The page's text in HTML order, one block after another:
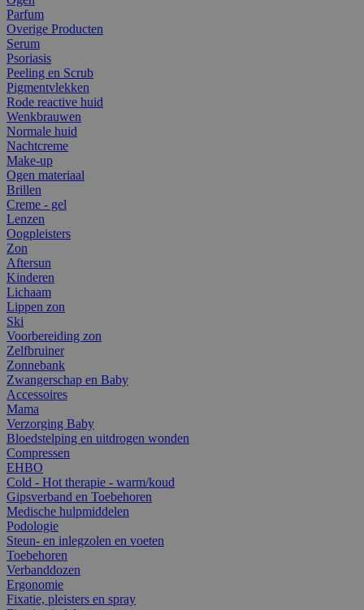
Parfum
Overige Producten
Serum
Psoriasis
Peeling en Scrub
Pigmentvlekken
Rode reactive huid
Wenkbrauwen
Normale huid
Nachtcreme
Make-up
Ogen materiaal
Brillen
Creme - gel
Lenzen
Oogpleisters
Zon
Aftersun
Kinderen
Lichaam
Lippen zon
Ski
Voorbereiding zon
Zelfbruiner
Zonnebank
Zwangerschap en Baby
Accessoires
Mama
Verzorging Baby
Bloedstelping en uitdrogen wonden
Compressen
EHBO
Cold - Hot therapie - warm/koud
Gipsverband en Toebehoren
Medische hulpmiddelen
Podologie
Steun- en inlegzolen en voeten
Toebehoren
Verbanddozen
Ergonomie
Fixatie, pleisters en spray